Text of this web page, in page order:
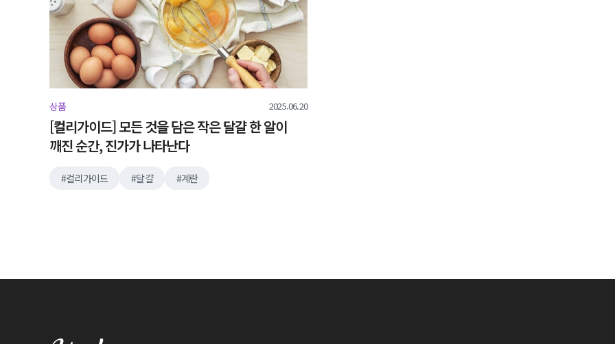
상품 2025.06.20
[컬리가이드] 모든 것을 담은 작은 달걀 한 알이
깨진 순간, 진가가 나타난다
컬리가이드 달걀 계란